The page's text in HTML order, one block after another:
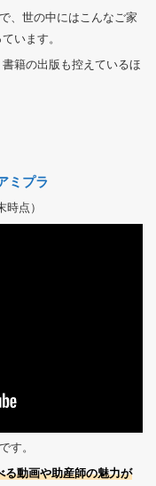
、世の中にはこんなご家
います。
籍の出版も控えているほ
ミプラ
時点）
す。
る動画や助産師の魅力が